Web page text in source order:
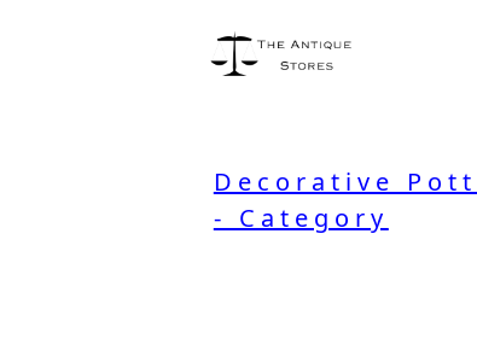
Decorative
- Category